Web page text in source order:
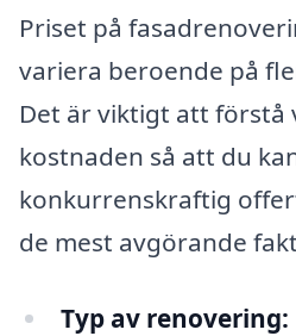
Priset på
variera beroende på
Det är viktigt att förstå
kostnaden så att du
konkurrenskraftig
de mest avgörande
Typ av renovering: